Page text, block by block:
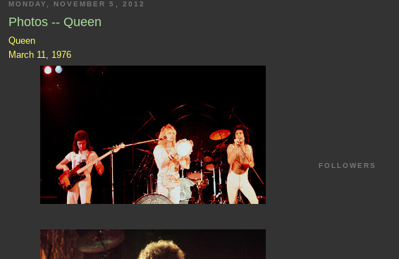
MONDAY, NOVEMBER 5, 2012
Photos -- Queen
Queen
March 11, 1976
FOLLOWERS